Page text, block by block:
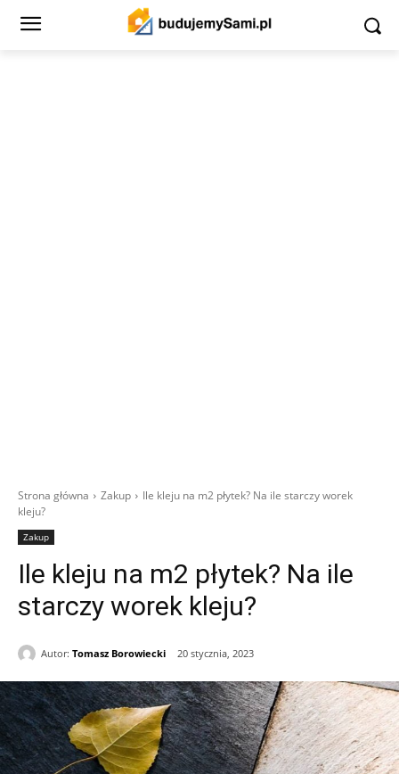
Strona główna Zakup
Ile kleju na m2 płytek? Na ile starczy worek
kleju?
Zakup
Ile kleju na m2 płytek? Na ile
starczy worek kleju?
Autor: Tomasz Borowiecki 20 stycznia, 2023